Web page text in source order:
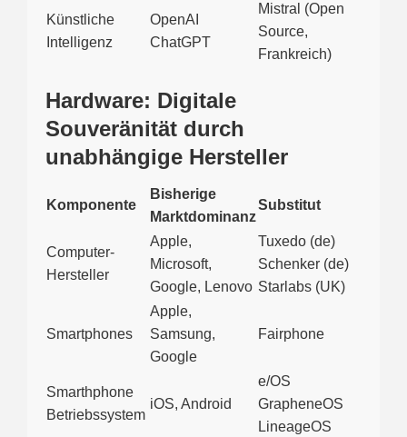
Künstliche
Intelligenz
OpenAI
ChatGPT
Mistral (Open
Source,
Frankreich)
Hardware: Digitale
Souveränität durch
unabhängige Hersteller
Komponente
Bisherige
Marktdominanz
Substitut
Computer-
Hersteller
Apple,
Microsoft,
Google, Lenovo
Tuxedo (de)
Schenker (de)
Starlabs (UK)
Smartphones
Apple,
Samsung,
Google
Fairphone
Smarthphone
Betriebssystem
iOS, Android
e/OS
GrapheneOS
LineageOS